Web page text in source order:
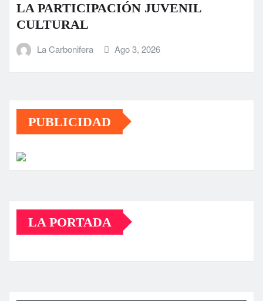
LA PARTICIPACIÓN JUVENIL
CULTURAL
La Carbonifera Ago 3, 2026
PUBLICIDAD
LA PORTADA